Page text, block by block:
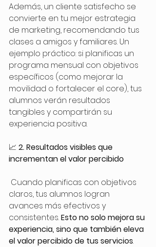
Además, un cliente satisfecho se
convierte en tu mejor estrategia
de marketing, recomendando tus
clases a amigos y familiares. Un
ejemplo práctico: si planificas un
programa mensual con objetivos
específicos (como mejorar la
movilidad o fortalecer el core), tus
alumnos verán resultados
tangibles y compartirán su
experiencia positiva.
📈 2. Resultados visibles que
incrementan el valor percibido
claros, tus alumnos logran
avances más efectivos y
consistentes. Esto no solo mejora su
experiencia, sino que también eleva
el valor percibido de tus servicios.